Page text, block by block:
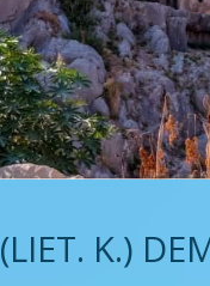
(LIET. K.)